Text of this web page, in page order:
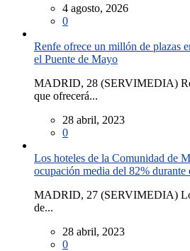
4 agosto, 2026
0
Renfe ofrece un millón de plazas
el Puente de Mayo
MADRID, 28 (SERVIMEDIA)
que ofrecerá...
28 abril, 2023
0
Los hoteles de la Comunidad de
ocupación media del 82% durante
MADRID, 27 (SERVIMEDIA)
de...
28 abril, 2023
0